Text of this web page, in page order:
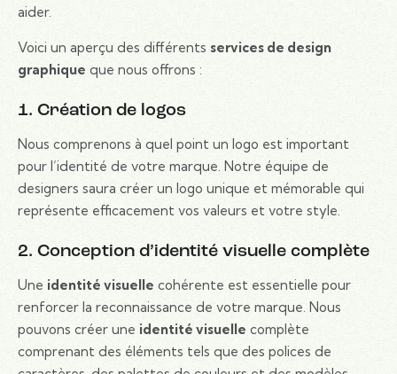
aider.
Voici un aperçu des différents services de design
graphique que nous offrons :
1. Création de logos
Nous comprenons à quel point un logo est important
pour l’identité de votre marque. Notre équipe de
designers saura créer un logo unique et mémorable qui
représente efficacement vos valeurs et votre style.
2. Conception d’identité visuelle complète
Une identité visuelle cohérente est essentielle pour
renforcer la reconnaissance de votre marque. Nous
pouvons créer une identité visuelle complète
comprenant des éléments tels que des polices de